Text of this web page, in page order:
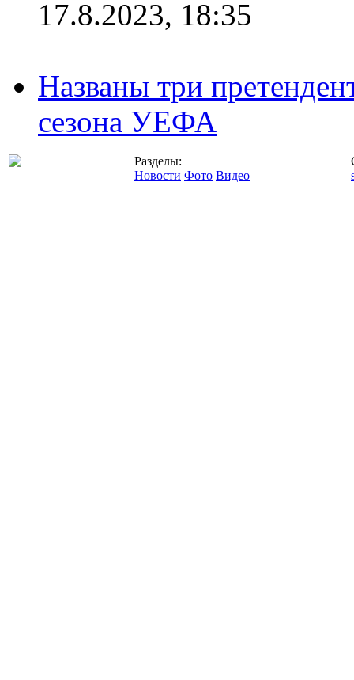
17.8.2023, 18:35
Названы три
сезона УЕФА
Разделы:
Новости Фото Видео